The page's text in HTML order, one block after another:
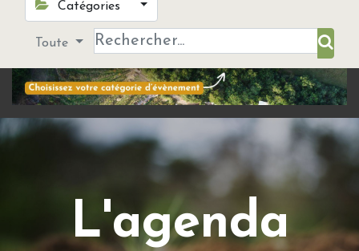
Catégories
Toute
L'agenda